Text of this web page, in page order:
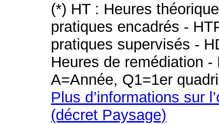
(*) HT : Heures
pratiques encadrés -
pratiques supervisés -
Heures de remédiation
A=Année, Q1=1er
Plus d’informations sur
(décret Paysage)